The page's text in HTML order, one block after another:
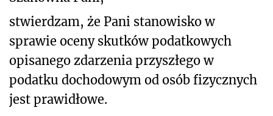
stwierdzam, że Pani stanowisko w
sprawie oceny skutków podatkowych
opisanego zdarzenia przyszłego w
podatku dochodowym od osób fizycznych
jest prawidłowe.